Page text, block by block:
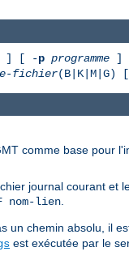
] [ -p programme ]
fichier(B|K|M|G) [
comme base pour
journal courant et
lien
un chemin absolu, il
est exécutée par le